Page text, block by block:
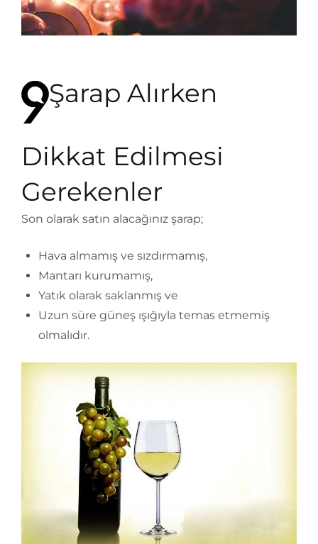
Şarap Alırken
Dikkat Edilmesi
Gerekenler
Son olarak satın alacağınız şarap;
Hava almamış ve sızdırmamış,
Mantarı kurumamış,
Yatık olarak saklanmış ve
Uzun süre güneş ışığıyla temas etmemiş
olmalıdır.